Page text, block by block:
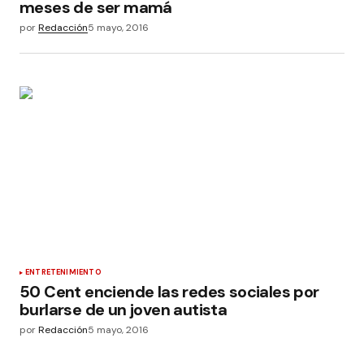
meses de ser mamá
porRedacción5 mayo, 2016
ENTRETENIMIENTO
50 Cent enciende las redes sociales por
burlarse de un joven autista
porRedacción5 mayo, 2016